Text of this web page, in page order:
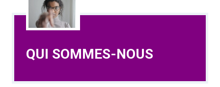
QUI SOMMES-NOUS